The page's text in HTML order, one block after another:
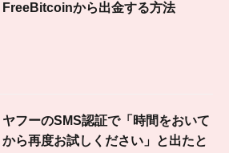
FreeBitcoinから出金する方法
ヤフーのSMS認証で「時間をおいて
から再度お試しください」と出たと